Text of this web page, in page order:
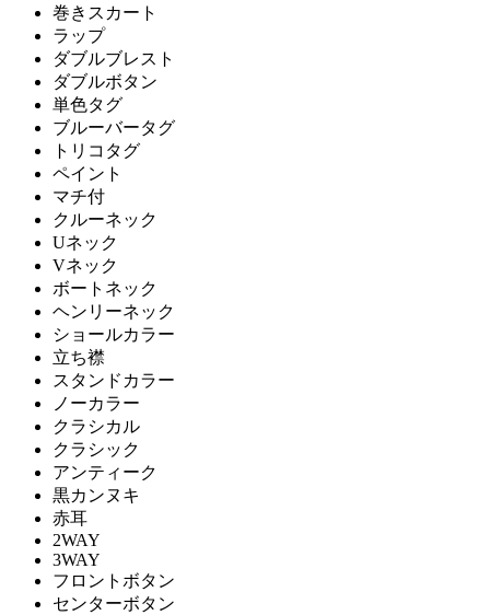
巻きスカート
ラップ
ダブルブレスト
ダブルボタン
単色タグ
ブルーバータグ
トリコタグ
ペイント
マチ付
クルーネック
Uネック
Vネック
ボートネック
ヘンリーネック
ショールカラー
立ち襟
スタンドカラー
ノーカラー
クラシカル
クラシック
アンティーク
黒カンヌキ
赤耳
2WAY
3WAY
フロントボタン
センターボタン